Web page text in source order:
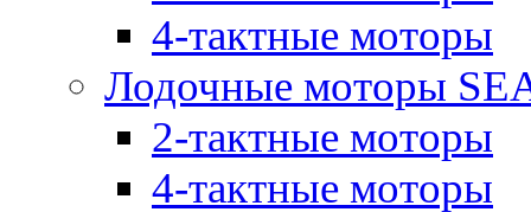
4-тактные моторы
Лодочные моторы
2-тактные моторы
4-тактные моторы